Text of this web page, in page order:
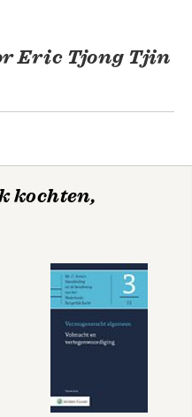
Eric Tjong Tjin
De
kochten,